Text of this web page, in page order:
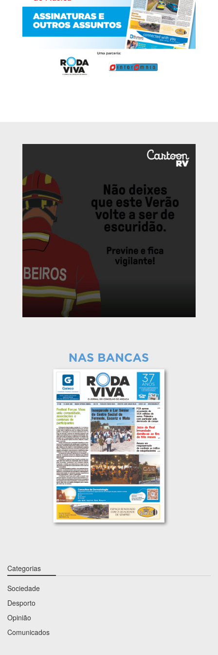
Categorias
Sociedade
Desporto
Opinião
Comunicados